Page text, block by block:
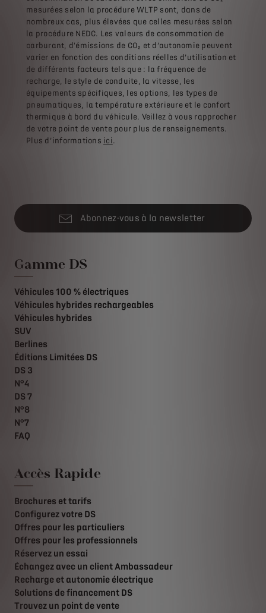
mesurées selon la procédure WLTP sont, dans de
nombreux cas, plus élevées que celles mesurées selon
la procédure NEDC. Les valeurs de consommation de
carburant, d'émissions de CO₂ et d’autonomie peuvent
varier en fonction des conditions réelles d’utilisation et
de différents facteurs tels que : la fréquence de
recharge, le style de conduite, la vitesse, les
équipements spécifiques, les options, les types de
pneumatiques, la température extérieure et le confort
thermique à bord du véhicule. Veillez à vous rapprocher
de votre point de vente pour plus de renseignements.
Plus d’informations ici.
Abonnez-vous à la newsletter
Gamme DS
Véhicules 100 % électriques
Véhicules hybrides rechargeables
Véhicules hybrides
SUV
Berlines
Éditions Limitées DS
DS 3
N°4
DS 7
N°8
N°7
FAQ
Accès Rapide
Brochures et tarifs
Configurez votre DS
Offres pour les particuliers
Offres pour les professionnels
Réservez un essai
Échangez avec un client Ambassadeur
Recharge et autonomie électrique
Solutions de financement DS
Trouvez un point de vente